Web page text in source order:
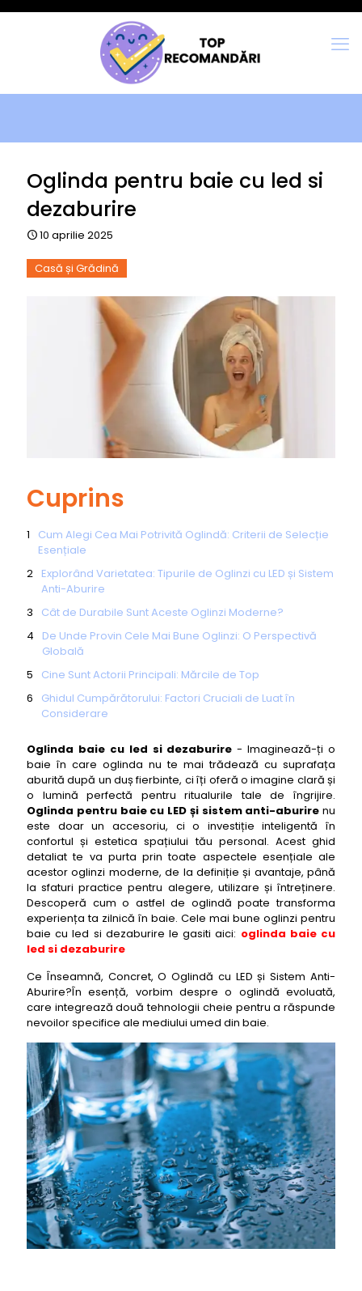
Oglinda pentru baie cu led si
dezaburire
10 aprilie 2025
Casă și Grădină
Cuprins
Cum Alegi Cea Mai Potrivită Oglindă: Criterii de Selecție
Esențiale
Explorând Varietatea: Tipurile de Oglinzi cu LED și Sistem
Anti-Aburire
Cât de Durabile Sunt Aceste Oglinzi Moderne?
De Unde Provin Cele Mai Bune Oglinzi: O Perspectivă
Globală
Cine Sunt Actorii Principali: Mărcile de Top
Ghidul Cumpărătorului: Factori Cruciali de Luat în
Considerare
Beneficii Evidente
Top 60 cele mai bune oglinzi pentru baie cu led si
dezaburire
1- oglinda baie cu led si dezaburire SanSwiss BEL1 80
2- oglinda baie cu led si dezaburire Ideal Standard
Connect Air 60
3- oglinda baie cu led si dezaburire Roca Debba 70
4- oglinda baie cu led si dezaburire Grohe Essence
90
5- oglinda baie cu led si dezaburire Hansgrohe
Xarita 75
6- oglinda baie cu led si dezaburire Villeroy & Boch
More To See One 80
7- oglinda baie cu led si dezaburire Duravit Luv 60
8- oglinda baie cu led si dezaburire Keuco Royal
Lumos 65
9- oglinda baie cu led si dezaburire Emke Modern
80
10- oglinda baie cu led si dezaburire Fackelmann
Sirius 70
11- oglinda baie cu led si dezaburire Hansgrohe
Axor Starck 80
12- oglinda baie cu led si dezaburire Villeroy &
Boch Loop 70
13- oglinda baie cu led si dezaburire Duravit Vero
Air 80
Oglinda baie cu led si dezaburire - Imaginează-ți o
baie în care oglinda nu te mai trădează cu suprafața
aburită după un duș fierbinte, ci îți oferă o imagine clară și
o lumină perfectă pentru ritualurile tale de îngrijire.
Oglinda pentru baie cu LED și sistem anti-aburire nu
este doar un accesoriu, ci o investiție inteligentă în
confortul și estetica spațiului tău personal. Acest ghid
detaliat te va purta prin toate aspectele esențiale ale
acestor oglinzi moderne, de la definiție și avantaje, până
la sfaturi practice pentru alegere, utilizare și întreținere.
Descoperă cum o astfel de oglindă poate transforma
experiența ta zilnică în baie. Cele mai bune oglinzi pentru
baie cu led si dezaburire le gasiti aici: oglinda baie cu
led si dezaburire
Ce Înseamnă, Concret, O Oglindă cu LED și Sistem Anti-
Aburire?În esență, vorbim despre o oglindă evoluată,
care integrează două tehnologii cheie pentru a răspunde
nevoilor specifice ale mediului umed din baie.